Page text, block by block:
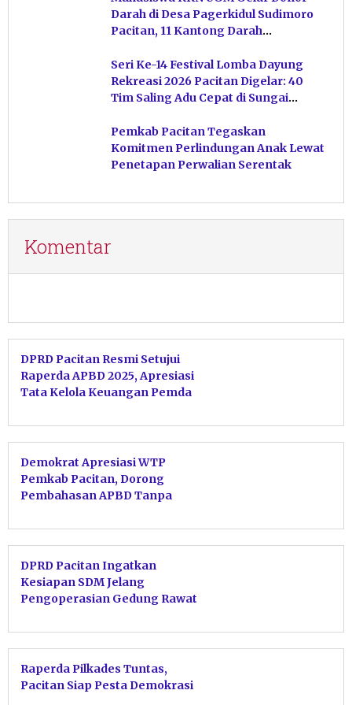
Darah di Desa Pagerkidul Sudimoro
Pacitan, 11 Kantong Darah
Seri Ke-14 Festival Lomba Dayung
Rekreasi 2026 Pacitan Digelar: 40
Tim Saling Adu Cepat di Sungai
Pemkab Pacitan Tegaskan
Komitmen Perlindungan Anak Lewat
Penetapan Perwalian Serentak
Komentar
DPRD Pacitan Resmi Setujui
Raperda APBD 2025, Apresiasi
Tata Kelola Keuangan Pemda
Demokrat Apresiasi WTP
Pemkab Pacitan, Dorong
Pembahasan APBD Tanpa
DPRD Pacitan Ingatkan
Kesiapan SDM Jelang
Pengoperasian Gedung Rawat
Raperda Pilkades Tuntas,
Pacitan Siap Pesta Demokrasi